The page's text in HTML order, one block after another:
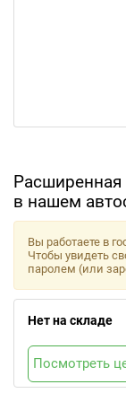
Расширенная
в нашем
Вы работаете в
Чтобы увидеть
паролем (или
Нет на складе
Посмотреть